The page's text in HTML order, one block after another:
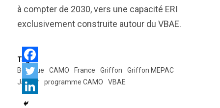
à compter de 2030, vers une capacité ERI
exclusivement construite autour du VBAE.
Tags:
Belgique
CAMO France Griffon
Griffon MEPAC
Jaguar
programme CAMO VBAE